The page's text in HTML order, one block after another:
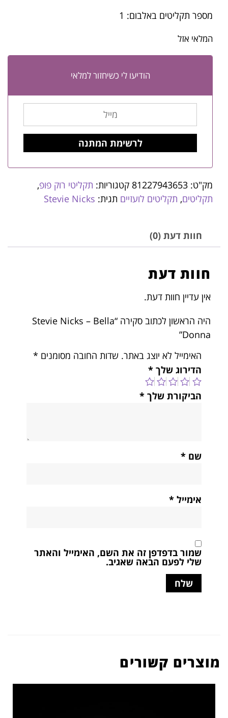
מספר תקליטים באלבום: 1
המלאי אזל
הודיעו לי כשיחזור למלאי
מק"ט: 81227943653 קטגוריות: תקליטי רוק פופ,
תקליטים, תקליטים לועזיים תגית: Stevie Nicks
חוות דעת (0)
חוות דעת
אין עדיין חוות דעת.
היה הראשון לכתוב סקירה “Stevie Nicks – Bella
Donna”
האימייל לא יוצג באתר. שדות החובה מסומנים *
הדירוג שלך *
הביקורת שלך *
שם *
אימייל *
שמור בדפדפן זה את השם, האימייל והאתר
שלי לפעם הבאה שאגיב.
מוצרים קשורים